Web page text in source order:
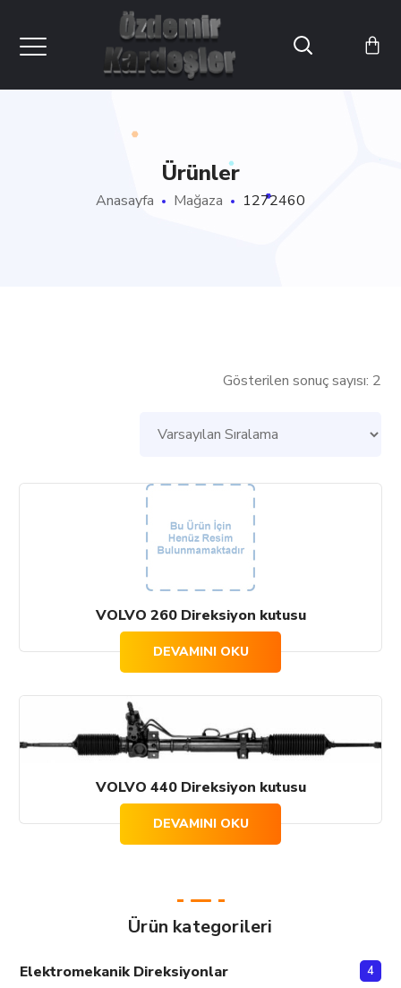
Ürünler
Anasayfa Mağaza 1272460
Gösterilen sonuç sayısı: 2
VOLVO 260 Direksiyon kutusu
DEVAMINI OKU
VOLVO 440 Direksiyon kutusu
DEVAMINI OKU
Ürün kategorileri
Elektromekanik Direksiyonlar 4